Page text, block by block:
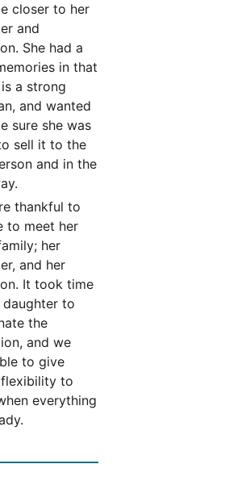
closer to her
and
She had a
in that
a strong
and wanted
sure she was
sell it to the
and in the
thankful to
to meet her
her
and her
It took time
to
the
and we
to give
to
everything